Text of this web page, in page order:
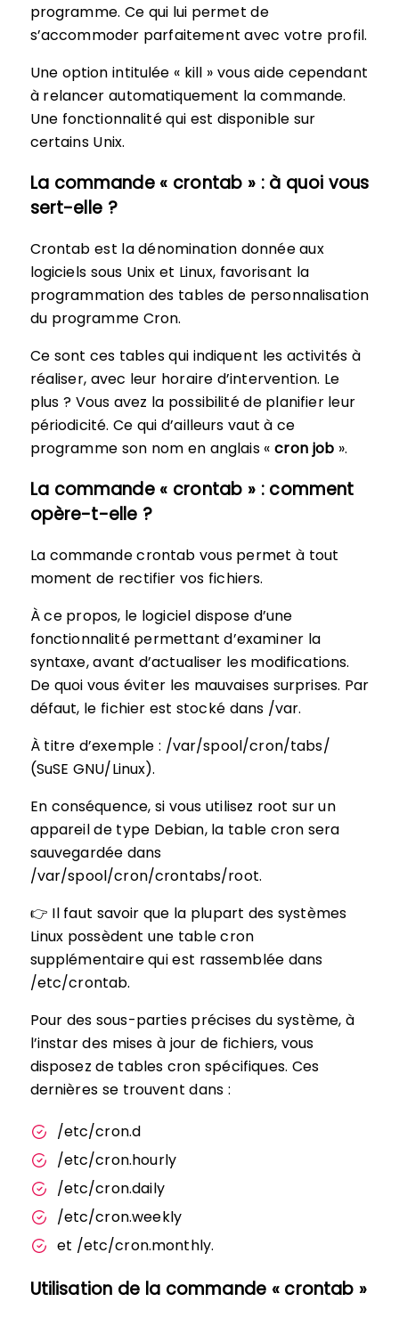
programme. Ce qui lui permet de
s’accommoder parfaitement avec votre profil.
Une option intitulée « kill » vous aide cependant
à relancer automatiquement la commande.
Une fonctionnalité qui est disponible sur
certains Unix.
La commande « crontab » : à quoi vous
sert-elle ?
Crontab est la dénomination donnée aux
logiciels sous Unix et Linux, favorisant la
programmation des tables de personnalisation
du programme Cron.
Ce sont ces tables qui indiquent les activités à
réaliser, avec leur horaire d’intervention. Le
plus ? Vous avez la possibilité de planifier leur
périodicité. Ce qui d’ailleurs vaut à ce
programme son nom en anglais «cron job».
La commande « crontab » : comment
opère-t-elle ?
La commande crontab vous permet à tout
moment de rectifier vos fichiers.
À ce propos, le logiciel dispose d’une
fonctionnalité permettant d’examiner la
syntaxe, avant d’actualiser les modifications.
De quoi vous éviter les mauvaises surprises. Par
défaut, le fichier est stocké dans /var.
À titre d’exemple : /var/spool/cron/tabs/
(SuSE GNU/Linux).
En conséquence, si vous utilisez root sur un
appareil de type Debian, la table cron sera
sauvegardée dans
/var/spool/cron/crontabs/root.
👉 Il faut savoir que la plupart des systèmes
Linux possèdent une table cron
supplémentaire qui est rassemblée dans
/etc/crontab.
Pour des sous-parties précises du système, à
l’instar des mises à jour de fichiers, vous
disposez de tables cron spécifiques. Ces
dernières se trouvent dans :
/etc/cron.d
/etc/cron.hourly
/etc/cron.daily
/etc/cron.weekly
et /etc/cron.monthly.
Utilisation de la commande « crontab »